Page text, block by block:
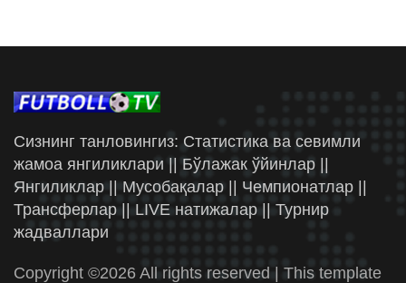
Сизнинг танловингиз: Статистика ва севимли
жамоа янгиликлари || Бўлажак ўйинлар ||
Янгиликлар || Мусобақалар || Чемпионатлар ||
Трансферлар || LIVE натижалар || Турнир
жадваллари
Copyright ©2026 All rights reserved | This template